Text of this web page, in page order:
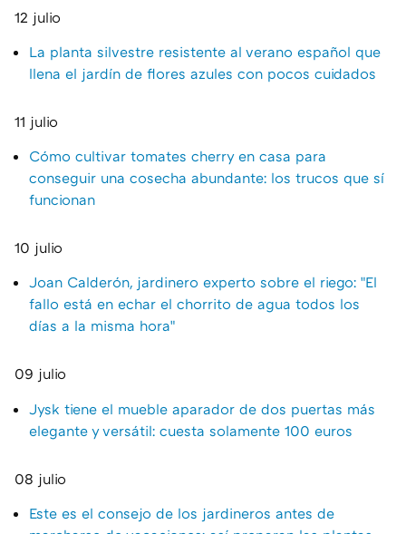
12 julio
La planta silvestre resistente al verano español que
llena el jardín de flores azules con pocos cuidados
11 julio
Cómo cultivar tomates cherry en casa para
conseguir una cosecha abundante: los trucos que sí
funcionan
10 julio
Joan Calderón, jardinero experto sobre el riego: "El
fallo está en echar el chorrito de agua todos los
días a la misma hora"
09 julio
Jysk tiene el mueble aparador de dos puertas más
elegante y versátil: cuesta solamente 100 euros
08 julio
Este es el consejo de los jardineros antes de